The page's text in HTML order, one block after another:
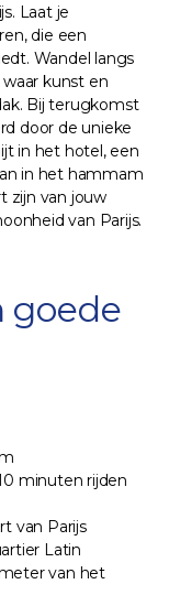
Laat je
die een
Wandel langs
kunst en
Bij terugkomst
door de unieke
in het hotel, een
in het hammam
zijn van jouw
van Parijs.
goede
minuten rijden
van Parijs
Latin
van het